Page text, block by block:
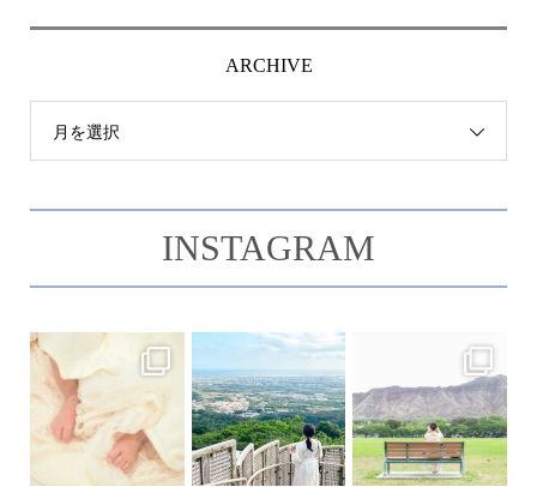
ARCHIVE
月を選択
INSTAGRAM